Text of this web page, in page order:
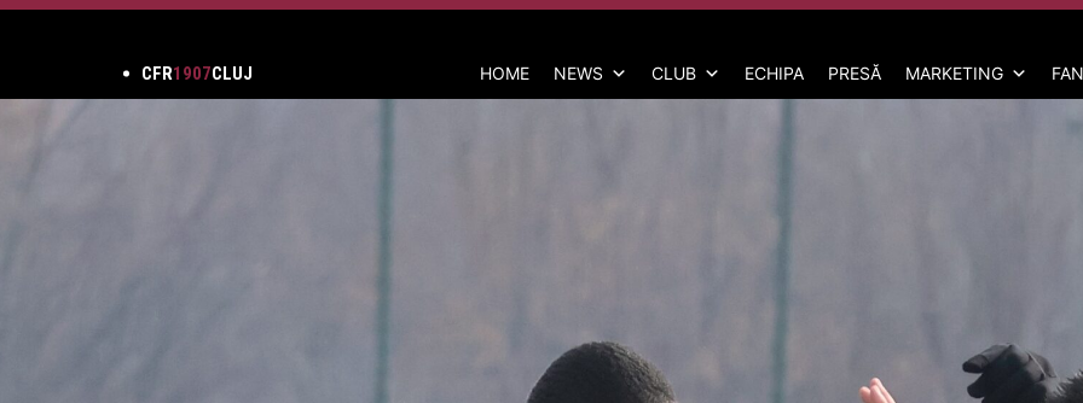
CFR1907CLUJ HOME NEWS CLUB ECHIPA PRESĂ MARKETING